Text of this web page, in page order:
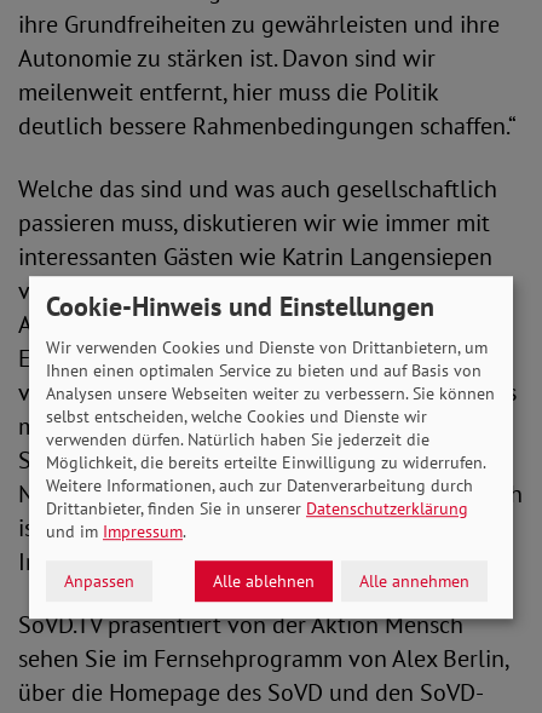
ihre Grundfreiheiten zu gewährleisten und ihre
Autonomie zu stärken ist. Davon sind wir
meilenweit entfernt, hier muss die Politik
deutlich bessere Rahmenbedingungen schaffen.“
Welche das sind und was auch gesellschaftlich
passieren muss, diskutieren wir wie immer mit
interessanten Gästen wie Katrin Langensiepen
von den Grünen. Sie nutzt als einzige weibliche
Abgeordnete mit sichtbarer Behinderung im
Europäischen Parlament ihre Stimme, um die zu
vertreten, die zu oft vergessen werden. Ebenfalls
mit dabei ist Dr. Monika Rosenbaum. Die
Sozialwissenschaftlerin ist Leiterin des
Netzwerkbüros NRW. Expertin der Aktion Mensch
ist Dagmar Greskamp, Referentin für Arbeit und
Inklusion.
SoVD.TV präsentiert von der Aktion Mensch
sehen Sie im Fernsehprogramm von Alex Berlin,
über die Homepage des SoVD und den SoVD-
Cookie-Hinweis und Einstellungen
Wir verwenden Cookies und Dienste von Drittanbietern, um
Ihnen einen optimalen Service zu bieten und auf Basis von
Analysen unsere Webseiten weiter zu verbessern. Sie können
selbst entscheiden, welche Cookies und Dienste wir
verwenden dürfen. Natürlich haben Sie jederzeit die
Möglichkeit, die bereits erteilte Einwilligung zu widerrufen.
Weitere Informationen, auch zur Datenverarbeitung durch
Drittanbieter, finden Sie in unserer Datenschutzerklärung
und im Impressum.
Anpassen Alle ablehnen Alle annehmen